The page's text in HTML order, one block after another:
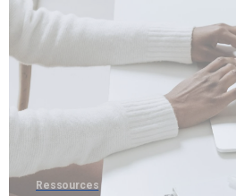
Ressources